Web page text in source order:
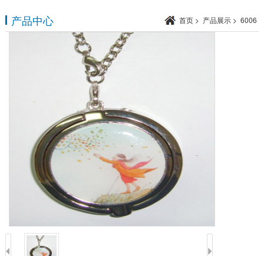
产品中心 首页 > 产品展示 > 6006